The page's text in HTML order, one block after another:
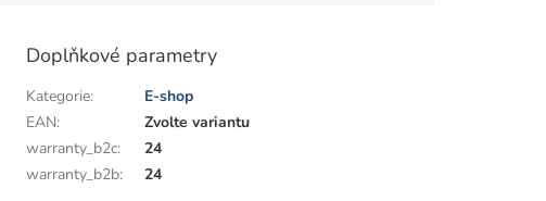
Doplňkové parametry
Kategorie:
E-shop
EAN:
Zvolte variantu
warranty_b2c:
24
warranty_b2b: 24